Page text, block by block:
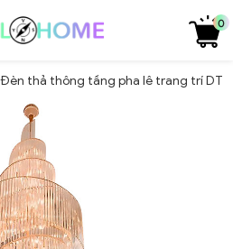
0
Đèn thả thông tầng pha lê trang trí